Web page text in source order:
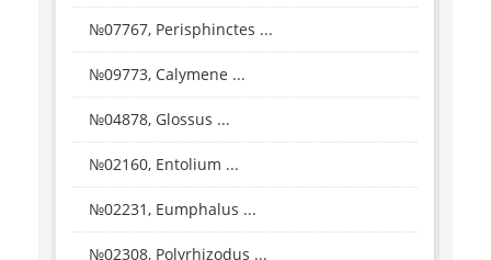
№07767, Perisphinctes ...
№09773, Calymene ...
№04878, Glossus ...
№02160, Entolium ...
№02231, Eumphalus ...
№02308, Polyrhizodus ...